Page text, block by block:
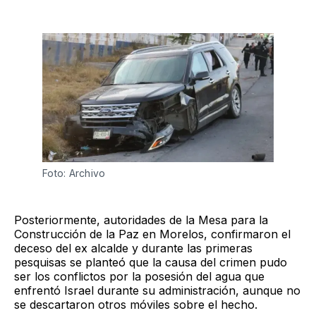
Foto: Archivo
Posteriormente, autoridades de la Mesa para la
Construcción de la Paz en Morelos, confirmaron el
deceso del ex alcalde y durante las primeras
pesquisas se planteó que la causa del crimen pudo
ser los conflictos por la posesión del agua que
enfrentó Israel durante su administración, aunque no
se descartaron otros móviles sobre el hecho.